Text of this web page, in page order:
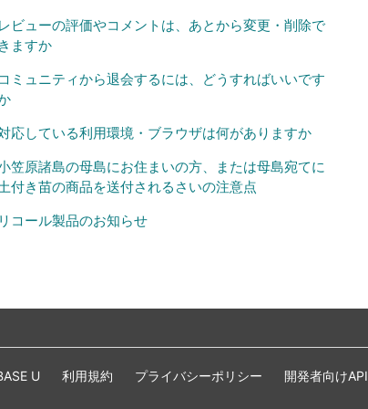
ビューの評価やコメントは、あとから変更・削除で
ますか
ミュニティから退会するには、どうすればいいです
応している利用環境・ブラウザは何がありますか
笠原諸島の母島にお住まいの方、または母島宛てに
付き苗の商品を送付されるさいの注意点
コール製品のお知らせ
U 利用規約 プライバシーポリシー 開発者向けAPI